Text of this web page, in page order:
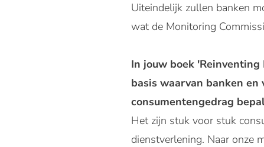
Uiteindelijk zullen banken
wat de Monitoring
In jouw boek
basis waarvan banken
consumentengedrag
Het zijn stuk voor stuk
dienstverlening. Naar onze